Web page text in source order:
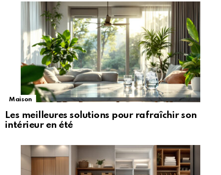
Maison
Les meilleures solutions pour rafraîchir son
intérieur en été